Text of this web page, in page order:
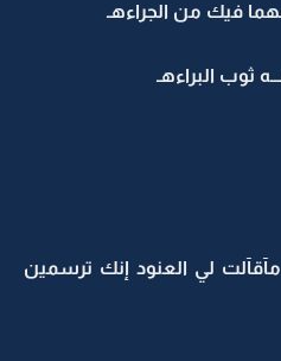
فيك من الجراءهـ
ثوب البراءهـ
لي العنود إنك ترسمين